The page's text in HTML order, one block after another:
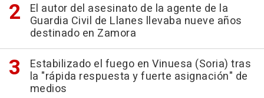
El autor del asesinato de la agente de la
Guardia Civil de Llanes llevaba nueve años
destinado en Zamora
Estabilizado el fuego en Vinuesa (Soria) tras
la "rápida respuesta y fuerte asignación" de
medios